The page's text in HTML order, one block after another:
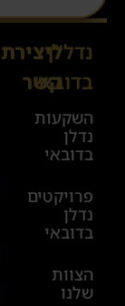
נדל"ן
בדובאי
השקעות
נדלן
בדובאי
פרויקטים
נדלן
בדובאי
הצוות
שלנו
ליצירת
קשר